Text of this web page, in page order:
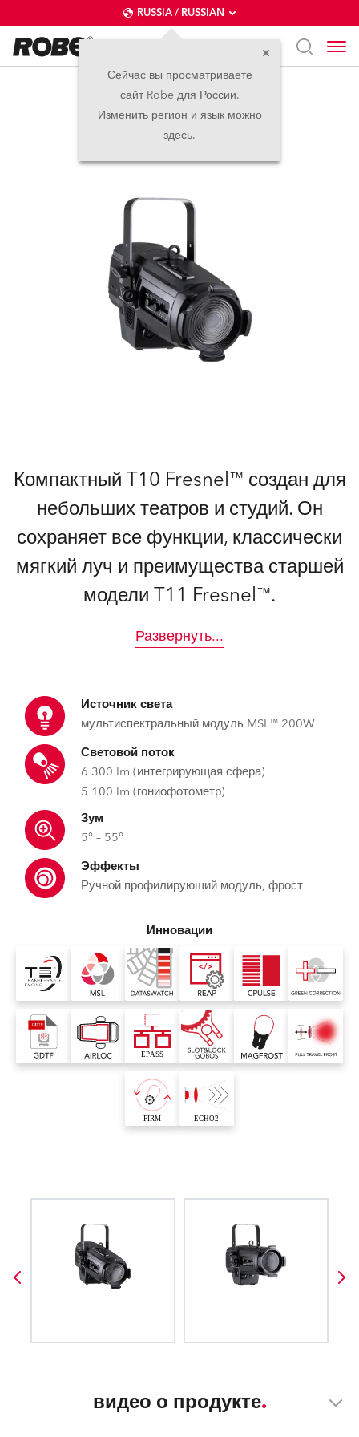
RUSSIA / RUSSIAN
Сейчас вы просматриваете
сайт Robe для России.
Изменить регион и язык можно
здесь.
T10 Fresnel™
новинка
Компактный T10 Fresnel™ создан для
небольших театров и студий. Он
сохраняет все функции, классически
мягкий луч и преимущества старшей
модели T11 Fresnel™.
Развернуть...
Источник света
мультиспектральный модуль MSL™ 200W
Световой поток
6 300 lm (интегрирующая сфера)
5 100 lm (гониофотометр)
Зум
5° – 55°
Эффекты
Ручной профилирующий модуль, фрост
Инновации
видео о продукте